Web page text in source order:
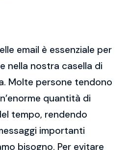
email è essenziale per
nella nostra casella di
Molte persone tendono
quantità di
tempo, rendendo
importanti
bisogno. Per evitare